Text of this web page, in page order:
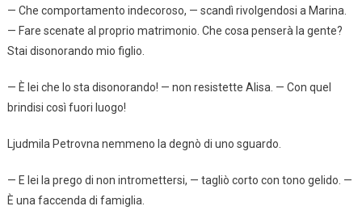
— Che comportamento indecoroso, — scandì rivolgendosi a Marina.
— Fare scenate al proprio matrimonio. Che cosa penserà la gente?
Stai disonorando mio figlio.
— È lei che lo sta disonorando! — non resistette Alisa. — Con quel
brindisi così fuori luogo!
Ljudmila Petrovna nemmeno la degnò di uno sguardo.
— E lei la prego di non intromettersi, — tagliò corto con tono gelido. —
È una faccenda di famiglia.